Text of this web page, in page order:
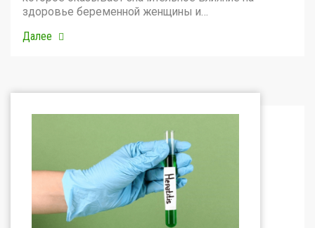
здоровье беременной женщины и…
Далее